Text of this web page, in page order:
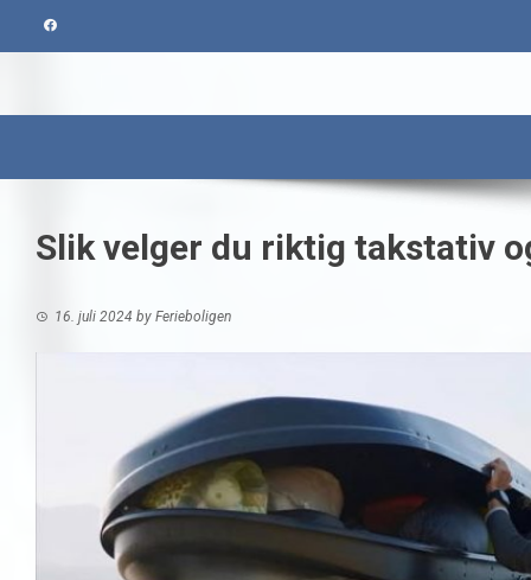
Slik velger du riktig takstativ
16. juli 2024 by Ferieboligen